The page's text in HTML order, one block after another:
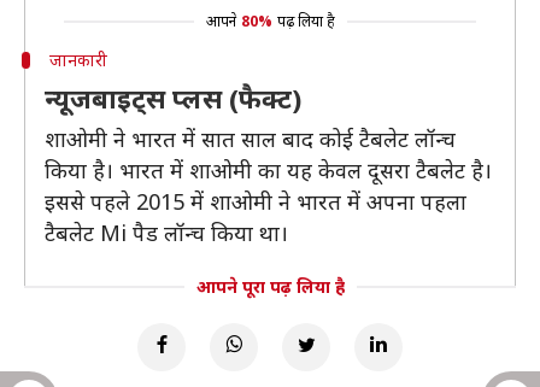
आपने 80% पढ़ लिया है
जानकारी
न्यूजबाइट्स प्लस (फैक्ट)
शाओमी ने भारत में सात साल बाद कोई टैबलेट लॉन्च
किया है। भारत में शाओमी का यह केवल दूसरा टैबलेट है।
इससे पहले 2015 में शाओमी ने भारत में अपना पहला
टैबलेट Mi पैड लॉन्च किया था।
आपने पूरा पढ़ लिया है